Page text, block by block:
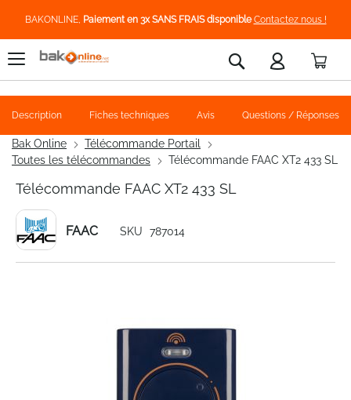
BAKONLINE, Paiement en 3x SANS FRAIS disponible Contactez nous !
Rechercher
Bak Online
Télécommande Portail
Toutes les télécommandes
Télécommande FAAC XT2 433 SL
Télécommande FAAC XT2 433 SL
FAAC SKU 787014
Description Fiches techniques Avis Questions / Réponses